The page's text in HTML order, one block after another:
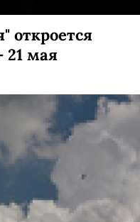
откроется
21 мая